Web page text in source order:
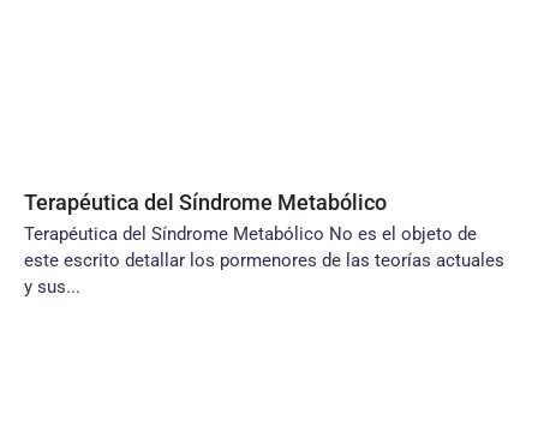
Terapéutica del Síndrome Metabólico
Terapéutica del Síndrome Metabólico No es el objeto de
este escrito detallar los pormenores de las teorías actuales
y sus...